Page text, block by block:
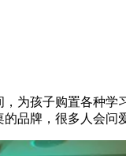
为孩子购置各种
品牌，很多人会问